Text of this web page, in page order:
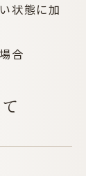
状態に加
合